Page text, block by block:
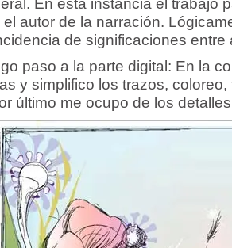
En esta instancia el trabajo
el autor de la narración.
de significaciones entre
paso a la parte digital: En la
y simplifico los trazos,
último me ocupo de los